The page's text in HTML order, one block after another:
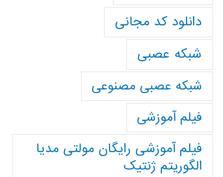
دانلود کد مجانی
شبکه عصبی
شبکه عصبی مصنوعی
فیلم آموزشی
فیلم آموزشی رایگان مولتی مدیا
الگوریتم ژنتیک